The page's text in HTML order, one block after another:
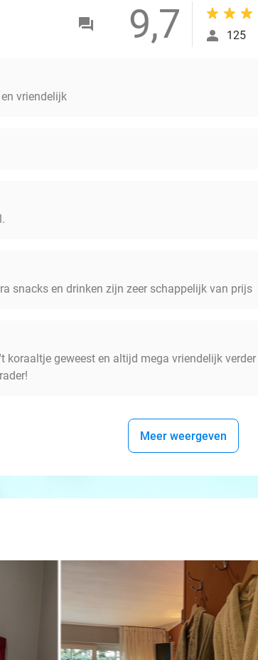
9,7 125
vriendelijk
snacks en drinken zijn zeer schappelijk van prijs
koraaltje geweest en altijd mega vriendelijk
Meer weergeven